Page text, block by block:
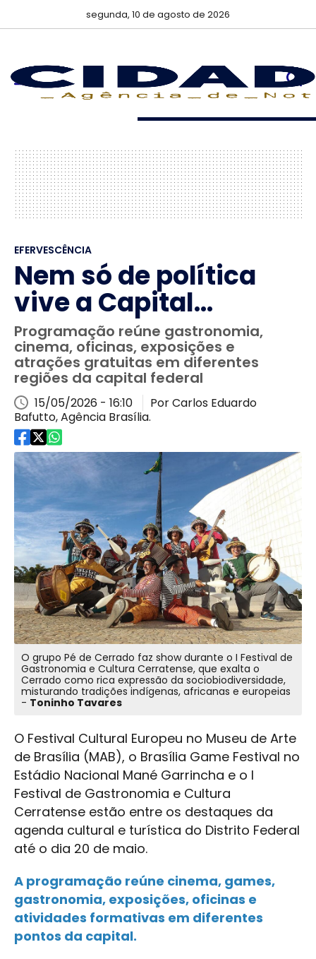
segunda, 10 de agosto de 2026
EFERVESCÊNCIA
Nem só de política
vive a Capital...
Programação reúne gastronomia,
cinema, oficinas, exposições e
atrações gratuitas em diferentes
regiões da capital federal
15/05/2026 - 16:10
Por Carlos Eduardo
Bafutto, Agência Brasília.
O grupo Pé de Cerrado faz show durante o I Festival de
Gastronomia e Cultura Cerratense, que exalta o
Cerrado como rica expressão da sociobiodiversidade,
misturando tradições indígenas, africanas e europeias
- Toninho Tavares
O Festival Cultural Europeu no Museu de Arte
de Brasília (MAB), o Brasília Game Festival no
Estádio Nacional Mané Garrincha e o I
Festival de Gastronomia e Cultura
Cerratense estão entre os destaques da
agenda cultural e turística do Distrito Federal
até o dia 20 de maio.
A programação reúne cinema, games,
gastronomia, exposições, oficinas e
atividades formativas em diferentes
pontos da capital.